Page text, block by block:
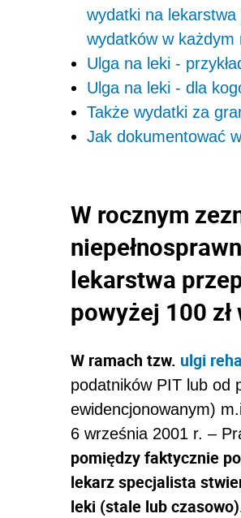
wydatki na
wydatków w każdym
Ulga na leki -
Ulga na leki - dla
Także wydatki za
Jak dokumentować
W rocznym
lekarstwa
powyżej 100
W ramach tzw. ulgi
podatników PIT lub od
ewidencjonowanym)
6 września 2001 r. –
pomiędzy faktycznie
lekarz specjalista
leki (stale lub